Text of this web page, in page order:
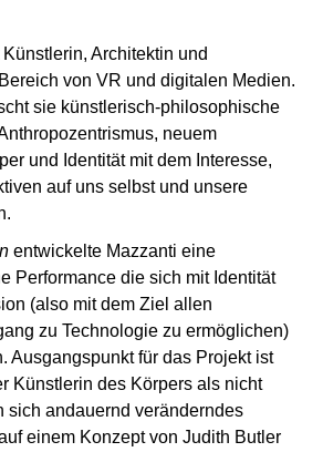
Architektin und
von VR und digitalen Medien.
sie künstlerisch-philosophische
neuem
und Identität mit dem Interesse,
auf uns selbst und unsere
entwickelte Mazzanti eine
Performance die sich mit Identität
(also mit dem Ziel allen
zu Technologie zu ermöglichen)
Ausgangspunkt für das Projekt ist
Künstlerin des Körpers als nicht
sich andauernd veränderndes
einem Konzept von Judith Butler